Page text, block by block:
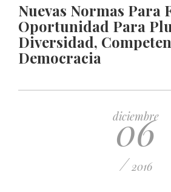
Nuevas Normas Para
Oportunidad Para
Diversidad,
Democracia
diciembre
06
/ 2016